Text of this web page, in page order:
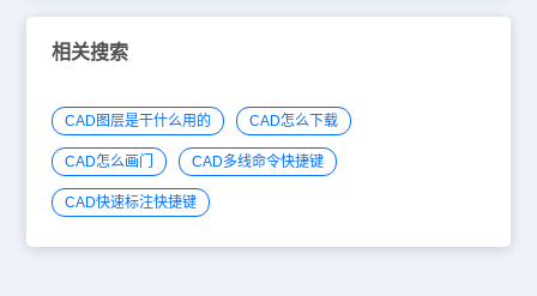
相关搜索
CAD图层是干什么用的 CAD怎么下载
CAD怎么画门 CAD多线命令快捷键
CAD快速标注快捷键